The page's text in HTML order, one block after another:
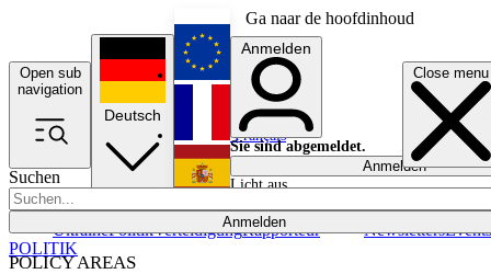
Ga naar de hoofdinhoud
Open sub
navigation
Close menu
Suchen
Anmelden
POLICY AREAS
UkrainePolitikVerteidigungRapporteur NewslettersEvents
Deutsch
English
Français
Anmelden
Sie sind abgemeldet.
Anmelden
Licht aus
POLITIK